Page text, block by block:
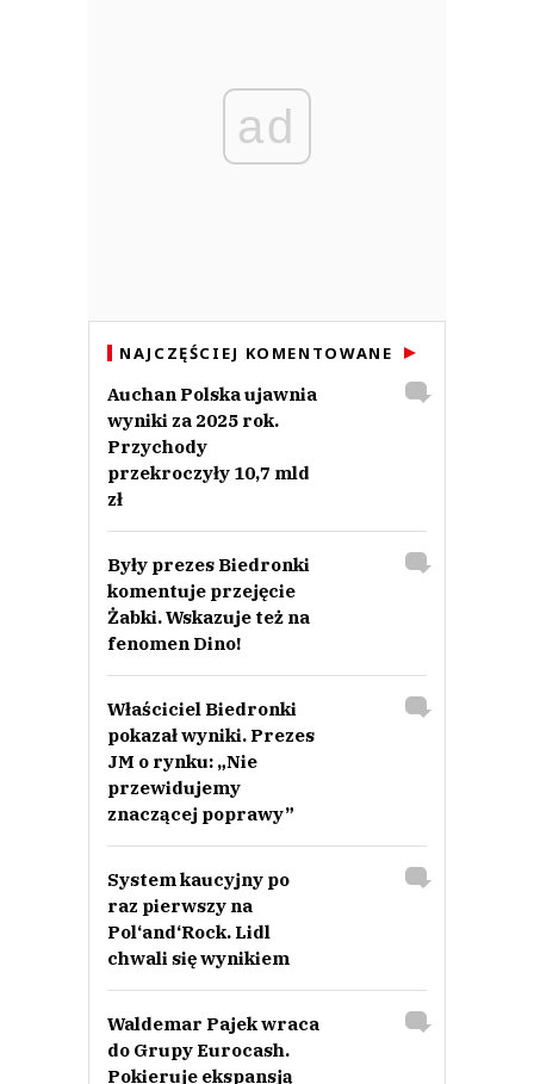
ad
NAJCZĘŚCIEJ KOMENTOWANE
Auchan Polska ujawnia
wyniki za 2025 rok.
Przychody
przekroczyły 10,7 mld
zł
Były prezes Biedronki
komentuje przejęcie
Żabki. Wskazuje też na
fenomen Dino!
Właściciel Biedronki
pokazał wyniki. Prezes
JM o rynku: „Nie
przewidujemy
znaczącej poprawy”
System kaucyjny po
raz pierwszy na
Pol‘and‘Rock. Lidl
chwali się wynikiem
Waldemar Pajek wraca
do Grupy Eurocash.
Pokieruje ekspansją